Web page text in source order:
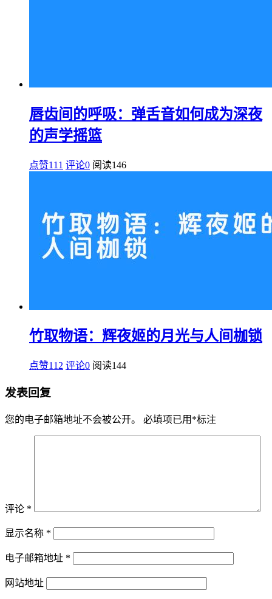
唇齿间的呼吸：弹舌音如何成为深夜
的声学摇篮
点赞111 评论0 阅读146
竹取物语：辉夜姬的月光与人间枷锁
点赞112 评论0 阅读144
发表回复
您的电子邮箱地址不会被公开。 必填项已用 *标注
评论 *
显示名称 *
电子邮箱地址 *
网站地址